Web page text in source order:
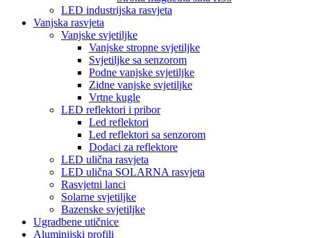
LED industrijska rasvjeta
Vanjska rasvjeta
Vanjske svjetiljke
Vanjske stropne svjetiljke
Svjetiljke sa senzorom
Podne vanjske svjetiljke
Zidne vanjske svjetiljke
Vrtne kugle
LED reflektori i pribor
Led reflektori
Led reflektori sa senzorom
Dodaci za reflektore
LED ulična rasvjeta
LED ulična SOLARNA rasvjeta
Rasvjetni lanci
Solarne svjetiljke
Bazenske svjetiljke
Ugradbene utičnice
Aluminijski profili